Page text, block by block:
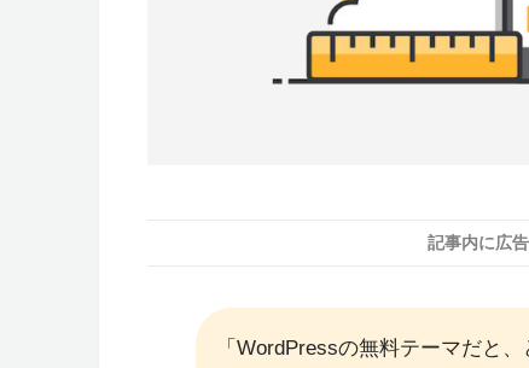
記事内に広
「WordPressの無料テーマだと